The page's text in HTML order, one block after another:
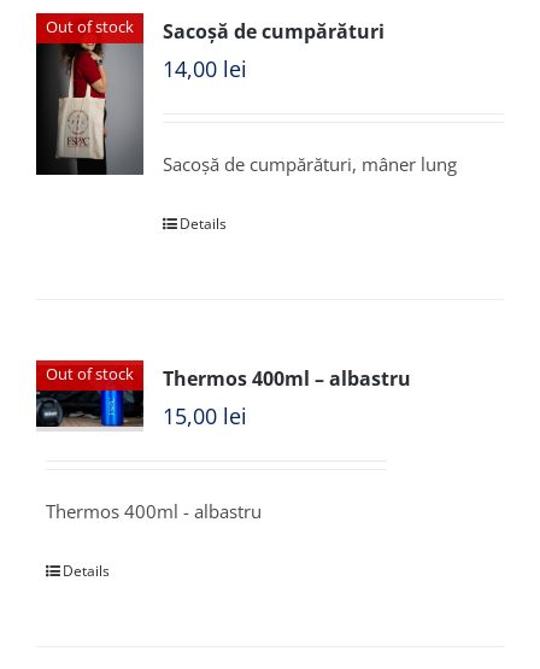
Out of stock Sacoșă de cumpărături
14,00 lei
Sacoșă de cumpărături, mâner lung
Details
Out of stock Thermos 400ml – albastru
15,00 lei
Thermos 400ml - albastru
Details